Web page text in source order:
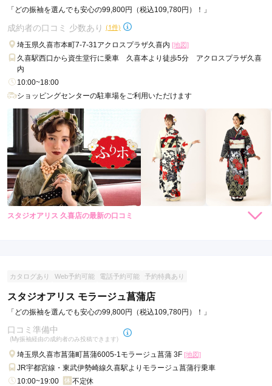
親身になって相談に乗ってくれたのでとても助かりました。
和の美おぐら アリオ鷲宮店の口コミ・評判をもっと見る
「どの振袖を選んでも安心の99,800円（税込109,780円）！」
成約者の口コミ 少数あり (1件)
埼玉県久喜市本町7-7-31アクロスプラザ久喜内 [地図]
久喜駅西口から資生堂行に乗車 久喜本より徒歩5分 アクロスプラザ久喜
内
10:00~18:00
ショッピングセンターの駐車場をご利用いただけます
スタジオアリス 久喜店の最新の口コミ
ご利用日：2022年07月
平日で貸切みたいで静かでよかったです
口コミ公開日：2022年08月12日
スタジオアリス 久喜店の口コミ・評判をもっと見る
カタログあり Web予約可能 電話予約可能 予約特典あり
スタジオアリス モラージュ菖蒲店
「どの振袖を選んでも安心の99,800円（税込109,780円）！」
口コミ準備中
(My振袖経由の成約者のみ投稿できます)
埼玉県久喜市菖蒲町菖蒲6005-1モラージュ菖蒲 3F [地図]
JR宇都宮線・東武伊勢崎線久喜駅よりモラージュ菖蒲行乗車
10:00~19:00
不定休